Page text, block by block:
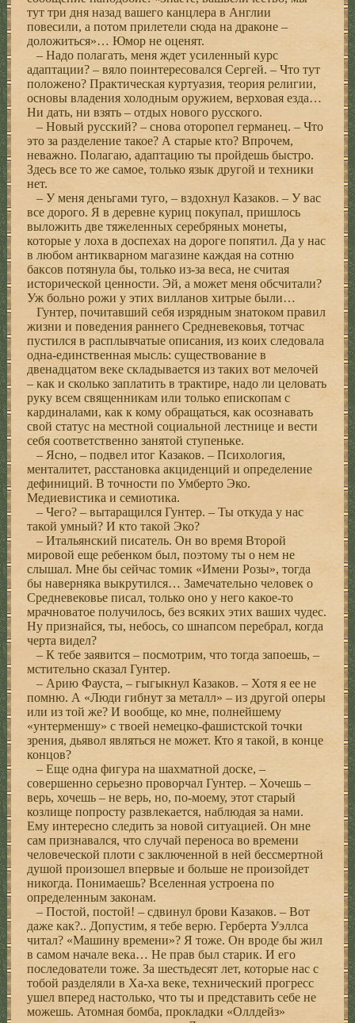
тут три дня назад вашего канцлера в Англии
повесили, а потом прилетели сюда на драконе –
доложиться»… Юмор не оценят.
– Надо полагать, меня ждет усиленный курс
адаптации? – вяло поинтересовался Сергей. – Что тут
положено? Практическая куртуазия, теория религии,
основы владения холодным оружием, верховая езда…
Ни дать, ни взять – отдых нового русского.
– Новый русский? – снова оторопел германец. – Что
это за разделение такое? А старые кто? Впрочем,
неважно. Полагаю, адаптацию ты пройдешь быстро.
Здесь все то же самое, только язык другой и техники
нет.
– У меня деньгами туго, – вздохнул Казаков. – У вас
все дорого. Я в деревне куриц покупал, пришлось
выложить две тяжеленных серебряных монеты,
которые у лоха в доспехах на дороге попятил. Да у нас
в любом антикварном магазине каждая на сотню
баксов потянула бы, только из-за веса, не считая
исторической ценности. Эй, а может меня обсчитали?
Уж больно рожи у этих вилланов хитрые были…
Гунтер, почитавший себя изрядным знатоком правил
жизни и поведения раннего Средневековья, тотчас
пустился в расплывчатые описания, из коих следовала
одна-единственная мысль: существование в
двенадцатом веке складывается из таких вот мелочей
– как и сколько заплатить в трактире, надо ли целовать
руку всем священникам или только епископам с
кардиналами, как к кому обращаться, как осознавать
свой статус на местной социальной лестнице и вести
себя соответственно занятой ступеньке.
– Ясно, – подвел итог Казаков. – Психология,
менталитет, расстановка акциденций и определение
дефиниций. В точности по Умберто Эко.
Медиевистика и семиотика.
– Чего? – вытаращился Гунтер. – Ты откуда у нас
такой умный? И кто такой Эко?
– Итальянский писатель. Он во время Второй
мировой еще ребенком был, поэтому ты о нем не
слышал. Мне бы сейчас томик «Имени Розы», тогда
бы наверняка выкрутился… Замечательно человек о
Средневековье писал, только оно у него какое-то
мрачноватое получилось, без всяких этих ваших чудес.
Ну признайся, ты, небось, со шнапсом перебрал, когда
черта видел?
– К тебе заявится – посмотрим, что тогда запоешь, –
мстительно сказал Гунтер.
– Арию Фауста, – гыгыкнул Казаков. – Хотя я ее не
помню. А «Люди гибнут за металл» – из другой оперы
или из той же? И вообще, ко мне, полнейшему
«унтерменшу» с твоей немецко-фашистской точки
зрения, дьявол являться не может. Кто я такой, в конце
концов?
– Еще одна фигура на шахматной доске, –
совершенно серьезно проворчал Гунтер. – Хочешь –
верь, хочешь – не верь, но, по-моему, этот старый
козлище попросту развлекается, наблюдая за нами.
Ему интересно следить за новой ситуацией. Он мне
сам признавался, что случай переноса во времени
человеческой плоти с заключенной в ней бессмертной
душой произошел впервые и больше не произойдет
никогда. Понимаешь? Вселенная устроена по
определенным законам.
– Постой, постой! – сдвинул брови Казаков. – Вот
даже как?.. Допустим, я тебе верю. Герберта Уэллса
читал? «Машину времени»? Я тоже. Он вроде бы жил
в самом начале века… Не прав был старик. И его
последователи тоже. За шестьдесят лет, которые нас с
тобой разделяли в Ха-ха веке, технический прогресс
ушел вперед настолько, что ты и представить себе не
можешь. Атомная бомба, прокладки «Оллдейз»